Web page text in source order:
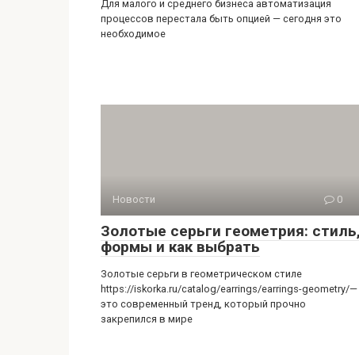
Для малого и среднего бизнеса автоматизация
процессов перестала быть опцией — сегодня это
необходимое
Новости 0
Золотые серьги геометрия: стиль,
формы и как выбрать
Золотые серьги в геометрическом стиле
https://iskorka.ru/catalog/earrings/earrings-geometry/—
это современный тренд, который прочно
закрепился в мире